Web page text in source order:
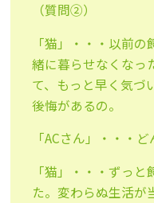
（質問②）
「猫」・・・以前
緒に暮らせなくなっ
て、もっと早く気づ
後悔があるの。
「ACさん」・・・
「猫」・・・ずっ
た。変わらぬ生活が